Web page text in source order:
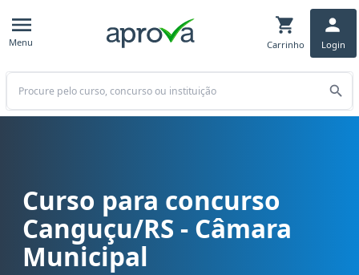
Menu Carrinho Login
Buscar
Curso para concurso Canguçu/RS - Câmara Municipal cargo
Curso para concurso
Canguçu/RS - Câmara
Municipal